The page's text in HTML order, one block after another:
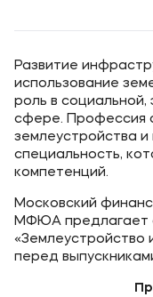
Развитие
использование
роль в социальной,
сфере. Профессия
землеустройства
специальность,
компетенций.
Московский
МФЮА предлагает
«Землеустройство
перед